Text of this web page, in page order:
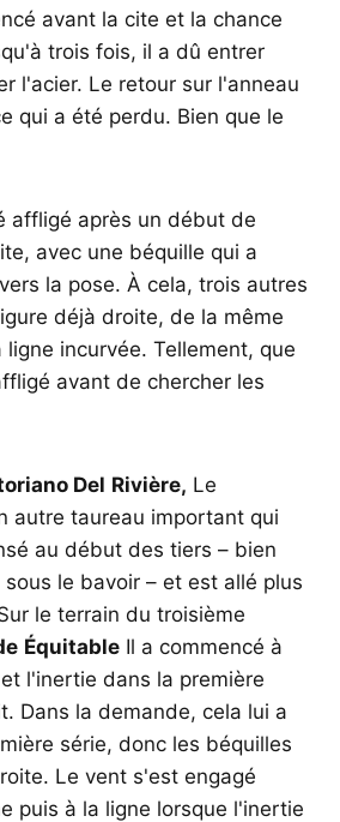
avant la cite et la chance
trois fois, il a dû entrer
l'acier. Le retour sur l'anneau
qui a été perdu. Bien que le
affligé après un début de
avec une béquille qui a
la pose. À cela, trois autres
déjà droite, de la même
incurvée. Tellement, que
avant de chercher les
Del Rivière, Le
autre taureau important qui
au début des tiers – bien
le bavoir – et est allé plus
le terrain du troisième
Équitable Il a commencé à
l'inertie dans la première
Dans la demande, cela lui a
série, donc les béquilles
Le vent s'est engagé
puis à la ligne lorsque l'inertie